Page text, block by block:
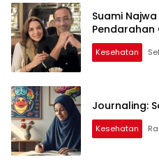
Suami
Pendarahan
Kesehatan
Journaling:
Kesehatan